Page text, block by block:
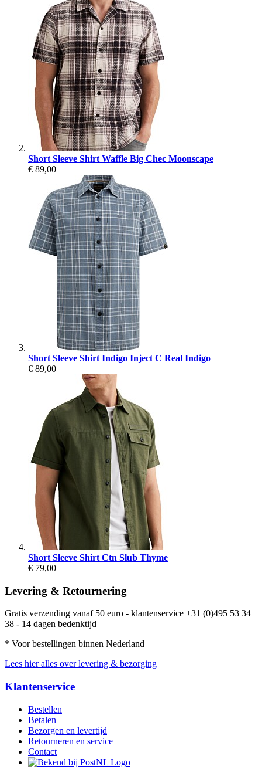
Short Sleeve Shirt Waffle Big Chec Moonscape
€ 89,00
Short Sleeve Shirt Indigo Inject C Real Indigo
€ 89,00
Short Sleeve Shirt Ctn Slub Thyme
€ 79,00
Levering & Retournering
Gratis verzending vanaf 50 euro - klantenservice +31 (0)495 53 34
38 - 14 dagen bedenktijd
* Voor bestellingen binnen Nederland
Lees hier alles over levering & bezorging
Klantenservice
Bestellen
Betalen
Bezorgen en levertijd
Retourneren en service
Contact